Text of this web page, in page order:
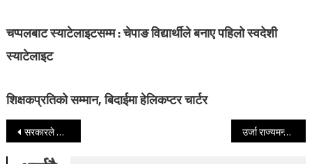
चप्पलबाट स्याटेलाइटसम्म : चेपाङ विद्यार्थीले बनाए पहिलो स्वदेशी
स्याटेलाइट
शिक्षकप्रतिको सम्मान, बिदाईमा हेलिकप्टर चार्टर
Post navigation
सरकारले शिक्षकको आवाज नसुन्नु दुःखद्, फास्टट्र्याकबाट विधेयक ल्याउन माओवादीको माग उर्जा राज्यमन्त्री बर्खास्त